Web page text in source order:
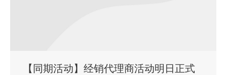
【同期活动】经销代理商活动明日正式